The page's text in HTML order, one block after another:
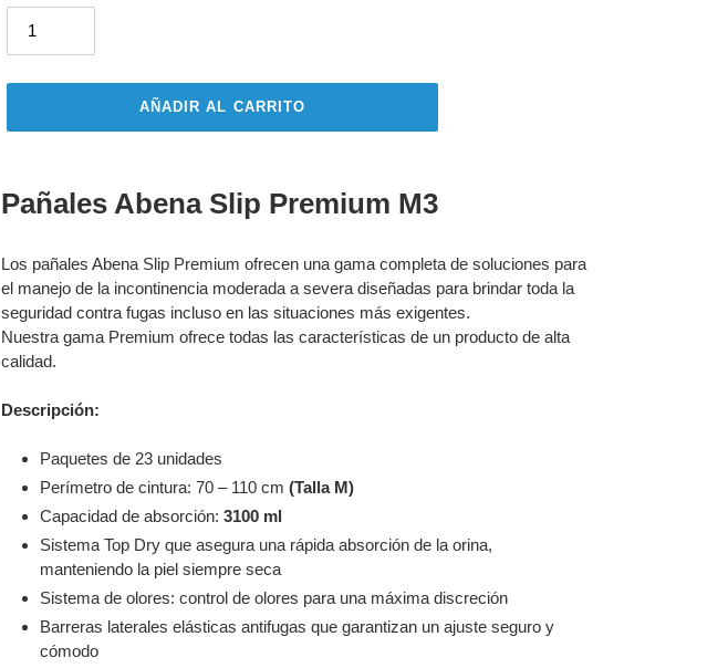
AÑADIR AL CARRITO
producto
su
carrito
Pañales Abena Slip Premium M3
Los pañales Abena Slip Premium ofrecen una gama completa de soluciones para
el manejo de la incontinencia moderada a severa diseñadas para brindar toda la
seguridad contra fugas incluso en las situaciones más exigentes.
Nuestra gama Premium ofrece todas las características de un producto de alta
calidad.
Descripción:
Paquetes de 23 unidades
Perímetro de cintura: 70 – 110 cm (Talla M)
Capacidad de absorción: 3100 ml
Sistema Top Dry que asegura una rápida absorción de la orina,
manteniendo la piel siempre seca
Sistema de olores: control de olores para una máxima discreción
Barreras laterales elásticas antifugas que garantizan un ajuste seguro y
cómodo